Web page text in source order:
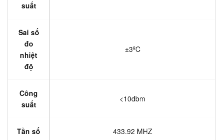
suất
Sai số
đo
nhiệt
độ
±3ºC
Công
suất
<10dbm
Tần số 433.92 MHZ